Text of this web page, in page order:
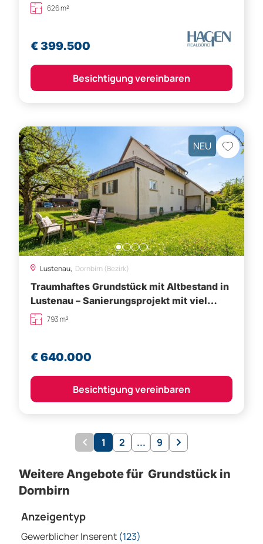
626 m²
€ 399.500
Besichtigung vereinbaren
NEU
Lustenau, Dornbirn (Bezirk)
Traumhaftes Grundstück mit Altbestand in
Lustenau – Sanierungsprojekt mit viel
Potential
793 m²
€ 640.000
Besichtigung vereinbaren
1 2 ... 9
Weitere Angebote für Grundstück in
Dornbirn
Anzeigentyp
Gewerblicher Inserent (123)